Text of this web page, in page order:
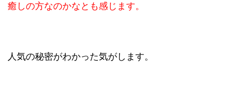
癒しの方なのかなとも感じます。
人気の秘密がわかった気がします。